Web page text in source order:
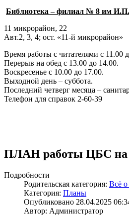
Библиотека – филиал № 8 им
11 микрорайон, 22
Авт.2, 3, 4; ост. «11-й микрорайон»
Время работы с читателями с 11.00
Перерыв на обед с 13.00 до 14.00.
Воскресенье с 10.00 до 17.00.
Выходной день – суббота.
Последний четверг месяца –
Телефон для справок 2-60-39
ПЛАН работы ЦБС на
Подробности
Родительская категория: Всё
Категория: Планы
Опубликовано 28.04.2025
Автор: Администратор